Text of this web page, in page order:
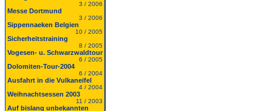
3 / 2006
Messe Dortmund
3 / 2006
Sippennaeken Belgien
10 / 2005
Sicherheitstraining
8 / 2005
Vogesen- u. Schwarzwaldtour
6 / 2005
Dolomiten-Tour-2004
6 / 2004
Ausfahrt in die Vulkaneifel
4 / 2004
Weihnachtsessen 2003
11 / 2003
Auf bislang unbekannten